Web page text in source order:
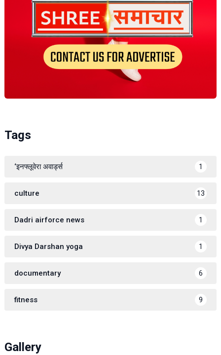
Tags
‘इनफ्लूवेरा अवार्ड्स 1
culture 13
Dadri airforce news 1
Divya Darshan yoga 1
documentary 6
fitness 9
Gallery